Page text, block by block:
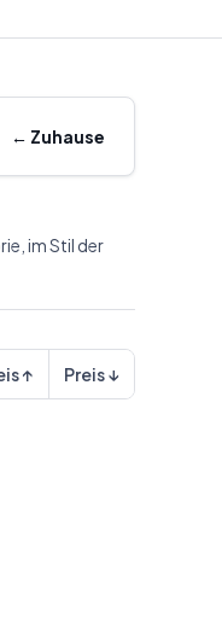
← Zuhause
im Stil der
↑ Preis ↓